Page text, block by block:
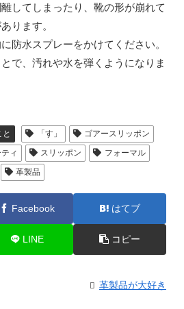
してしまったり、靴の形が崩れて
ります。
防水スプレーをかけてください。
で、汚れや水を弾くようになりま
「す」
ゴアースリッポン
ィ スリッポン
フォーマル
革製品
Facebook はてブ
LINE コピー
革製品が大好き